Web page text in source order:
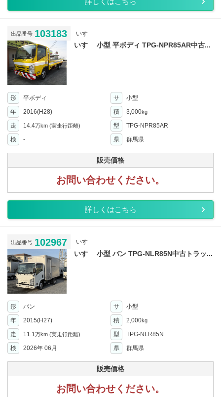
出品番号 103183 いすゞ
いすゞ 小型 平ボディ TPG-NPR85AR中古...
形 平ボディ サ
小型
年
2016(H28) 積 3,000kg
走 14.4万km (実走行距離) 型
TPG-NPR85AR
検
- 県 群馬県
販売価格
お問い合わせください。
詳しくはこちら
出品番号 102967 いすゞ
いすゞ 小型 バン TPG-NLR85N中古トラッ...
形 バン サ
小型
年
2015(H27) 積 2,000kg
走 11.1 万km (実走行距離) 型
TPG-NLR85N
検
2026年 06月 県 群馬県
販売価格
お問い合わせください。